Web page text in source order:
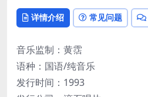
详情介绍 常见问题
音乐监制：黄霑
语种：国语/纯音乐
发行时间：1993